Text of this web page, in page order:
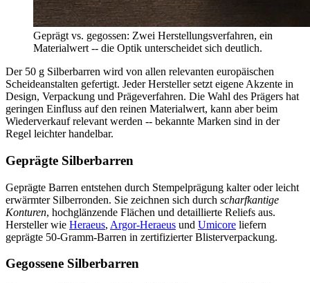
Geprägt vs. gegossen: Zwei Herstellungsverfahren, ein
Materialwert -- die Optik unterscheidet sich deutlich.
Der 50 g Silberbarren wird von allen relevanten europäischen
Scheideanstalten gefertigt. Jeder Hersteller setzt eigene Akzente in
Design, Verpackung und Prägeverfahren. Die Wahl des Prägers hat
geringen Einfluss auf den reinen Materialwert, kann aber beim
Wiederverkauf relevant werden -- bekannte Marken sind in der
Regel leichter handelbar.
Geprägte Silberbarren
Geprägte Barren entstehen durch Stempelprägung kalter oder leicht
erwärmter Silberronden. Sie zeichnen sich durch scharfkantige
Konturen, hochglänzende Flächen und detaillierte Reliefs aus.
Hersteller wie Heraeus, Argor-Heraeus und Umicore liefern
geprägte 50-Gramm-Barren in zertifizierter Blisterverpackung.
Gegossene Silberbarren